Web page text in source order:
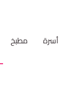
أسرة مطبخ